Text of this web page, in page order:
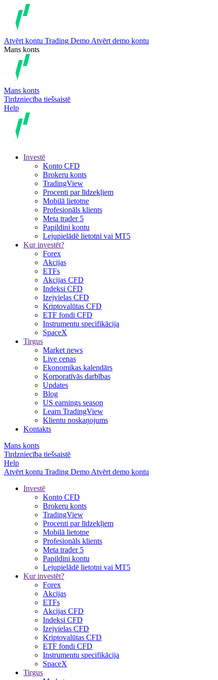
Atvērt kontu Trading Demo Atvērt demo kontu
Mans konts
Mans konts
Tirdzniecība tiešsaistē
Help
Investē
Konto CFD
Brokeru konts
TradingView
Procenti par līdzekļiem
Mobilā lietotne
Profesionāls klients
Meta trader 5
Papildini kontu
Lejupielādē lietotni vai MT5
Kur investēt?
Forex
Akcijas
ETFs
Akcijas CFD
Indeksi CFD
Izejvielas CFD
Kriptovalūtas CFD
ETF fondi CFD
Instrumentu specifikācija
SpaceX
Tirgus
Market news
Live cenas
Ekonomikas kalendārs
Korporatīvās darbības
Updates
Blog
US earnings season
Learn TradingView
Klientu noskaņojums
Kontakts
Mans konts
Tirdzniecība tiešsaistē
Help
Atvērt kontu Trading Demo Atvērt demo kontu
Investē
Konto CFD
Brokeru konts
TradingView
Procenti par līdzekļiem
Mobilā lietotne
Profesionāls klients
Meta trader 5
Papildini kontu
Lejupielādē lietotni vai MT5
Kur investēt?
Forex
Akcijas
ETFs
Akcijas CFD
Indeksi CFD
Izejvielas CFD
Kriptovalūtas CFD
ETF fondi CFD
Instrumentu specifikācija
SpaceX
Tirgus